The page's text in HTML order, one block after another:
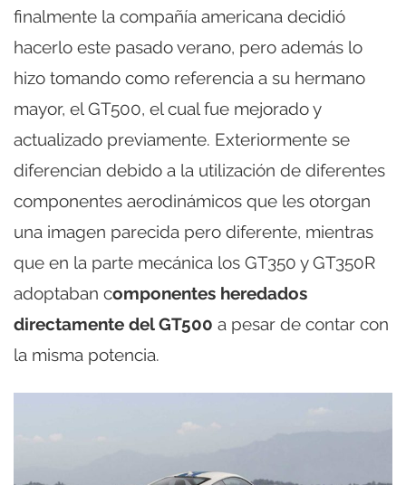
finalmente la compañía americana decidió
hacerlo este pasado verano, pero además lo
hizo tomando como referencia a su hermano
mayor, el GT500, el cual fue mejorado y
actualizado previamente. Exteriormente se
diferencian debido a la utilización de diferentes
componentes aerodinámicos que les otorgan
una imagen parecida pero diferente, mientras
que en la parte mecánica los GT350 y GT350R
adoptaban componentes heredados
directamente del GT500 a pesar de contar con
la misma potencia.